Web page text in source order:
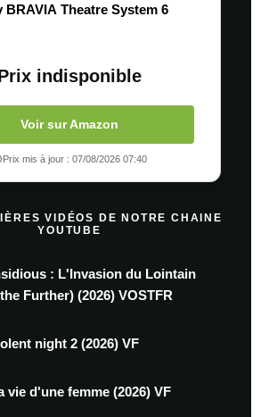
BRAVIA Theatre System 6
indisponible
Voir sur Amazon
Prix mis à jour : 07/08/2026 07:40
VIDÉOS DE NOTRE CHAINE
YOUTUBE
: L'Invasion du Lointain
Further) (2026) VOSTFR
night 2 (2026) VF
vie d'une femme (2026) VF